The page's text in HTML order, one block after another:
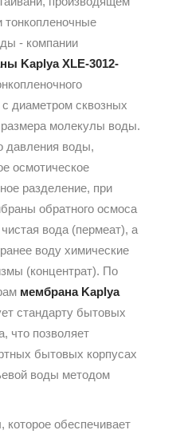
- компании
Kaplya XLE-3012-
с диаметром сквозных
размера молекулы воды.
давления воды,
осмотическое
разделение, при
обратного осмоса
вода (пермеат), а
воду химические
(концентрат). По
мембрана Kaplya
стандарту бытовых
что позволяет
бытовых корпусах
воды методом
обеспечивает